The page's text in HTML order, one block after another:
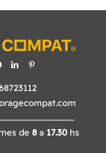
de 8a 17.30hs